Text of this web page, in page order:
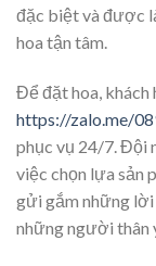
đặc biệt và được
hoa tận tâm.
Để đặt hoa, khách
https://zalo.me/
phục vụ 24/7. Đội
việc chọn lựa sản
gửi gắm những lời
những người thân